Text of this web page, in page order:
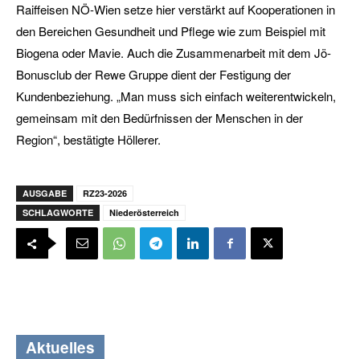
Raiffeisen NÖ-Wien setze hier verstärkt auf Kooperationen in
den Bereichen Gesundheit und Pflege wie zum Beispiel mit
Biogena oder Mavie. Auch die Zusammenarbeit mit dem Jö-
Bonusclub der Rewe Gruppe dient der Festigung der
Kundenbeziehung. „Man muss sich einfach weiterentwickeln,
gemeinsam mit den Bedürfnissen der Menschen in der
Region“, bestätigte Höllerer.
AUSGABE
RZ23-2026
SCHLAGWORTE
Niederösterreich
Aktuelles